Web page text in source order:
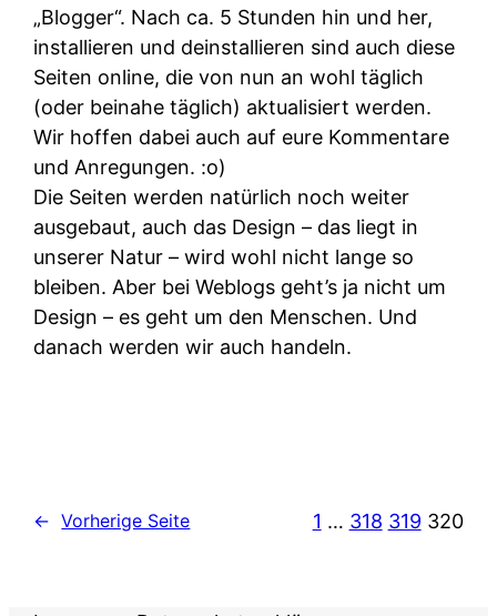
„Blogger“. Nach ca. 5 Stunden hin und her,
installieren und deinstallieren sind auch diese
Seiten online, die von nun an wohl täglich
(oder beinahe täglich) aktualisiert werden.
Wir hoffen dabei auch auf eure Kommentare
und Anregungen. :o)
Die Seiten werden natürlich noch weiter
ausgebaut, auch das Design – das liegt in
unserer Natur – wird wohl nicht lange so
bleiben. Aber bei Weblogs geht’s ja nicht um
Design – es geht um den Menschen. Und
danach werden wir auch handeln.
← Vorherige Seite 1 … 318 319 320